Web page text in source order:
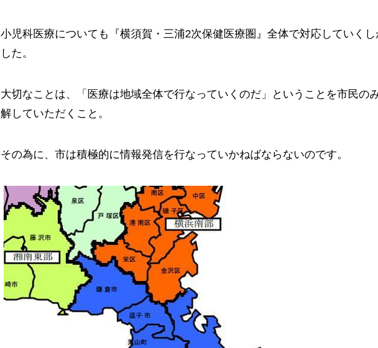
小児科医療についても『横須賀・三浦2次保健医療圏』全体で対応していく
した。
大切なことは、「医療は地域全体で行なっていくのだ」ということを市民の
解していただくこと。
その為に、市は積極的に情報発信を行なっていかねばならないのです。